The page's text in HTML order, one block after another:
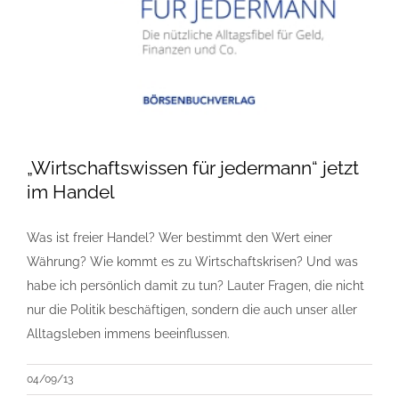
„Wirtschaftswissen für jedermann“ jetzt
im Handel
Was ist freier Handel? Wer bestimmt den Wert einer
Währung? Wie kommt es zu Wirtschaftskrisen? Und was
habe ich persönlich damit zu tun? Lauter Fragen, die nicht
nur die Politik beschäftigen, sondern die auch unser aller
Alltagsleben immens beeinflussen.
04/09/13